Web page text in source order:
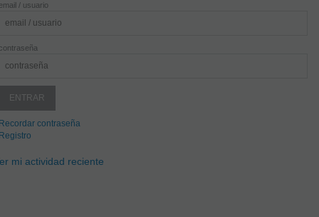
/ usuario
contraseña
mi actividad reciente